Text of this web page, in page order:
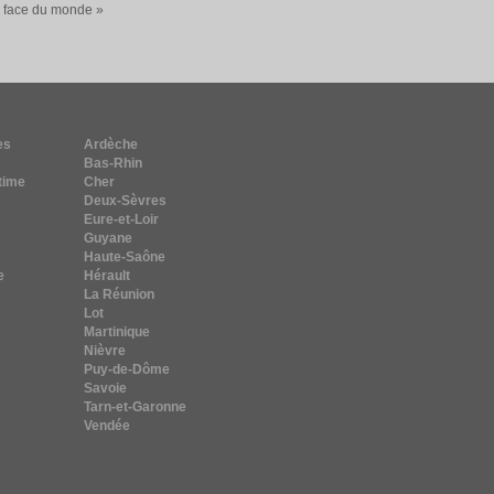
du monde »
Ardèche
Bas-Rhin
Cher
Deux-Sèvres
Eure-et-Loir
Guyane
Haute-Saône
Hérault
La Réunion
Lot
Martinique
Nièvre
Puy-de-Dôme
Savoie
Tarn-et-Garonne
Vendée